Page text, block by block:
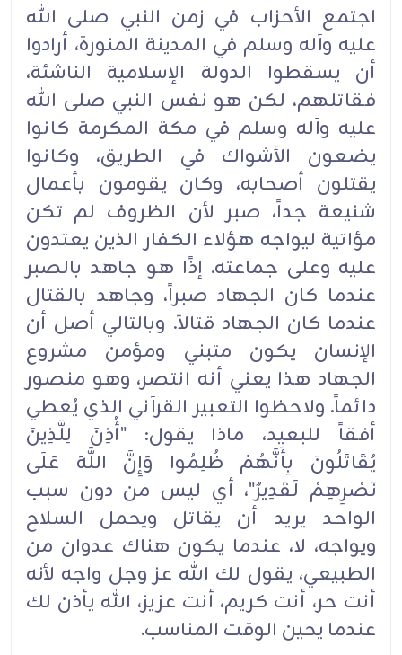
اجتمع الأحزاب في زمن النبي صلى الله
عليه وآله وسلم في المدينة المنورة، أرادوا
أن يسقطوا الدولة الإسلامية الناشئة،
فقاتلهم، لكن هو نفس النبي صلى الله
عليه وآله وسلم في مكة المكرمة كانوا
يضعون الأشواك في الطريق، وكانوا
يقتلون أصحابه، وكان يقومون بأعمال
شنيعة جداً، صبر لأن الظروف لم تكن
مؤاتية ليواجه هؤلاء الكفار الذين يعتدون
عليه وعلى جماعته. إذًا هو جاهد بالصبر
عندما كان الجهاد صبراً، وجاهد بالقتال
عندما كان الجهاد قتالاً. وبالتالي أصل أن
الإنسان يكون متبني ومؤمن مشروع
الجهاد هذا يعني أنه انتصر، وهو منصور
دائماً. ولاحظوا التعبير القرآني الذي يُعطي
أفقاً للبعيد، ماذا يقول: "أُذِنَ لِلَّذِينَ
يُقَاتَلُونَ بِأَنَّهُمْ ظُلِمُوا وَإِنَّ اللَّهَ عَلَى
نَصْرِهِمْ لَقَدِيرٌ"، أي ليس من دون سبب
الواحد يريد أن يقاتل ويحمل السلاح
ويواجه، لا، عندما يكون هناك عدوان من
الطبيعي، يقول لك الله عز وجل واجه لأنه
أنت حر، أنت كريم، أنت عزيز، الله يأذن لك
عندما يحين الوقت المناسب.